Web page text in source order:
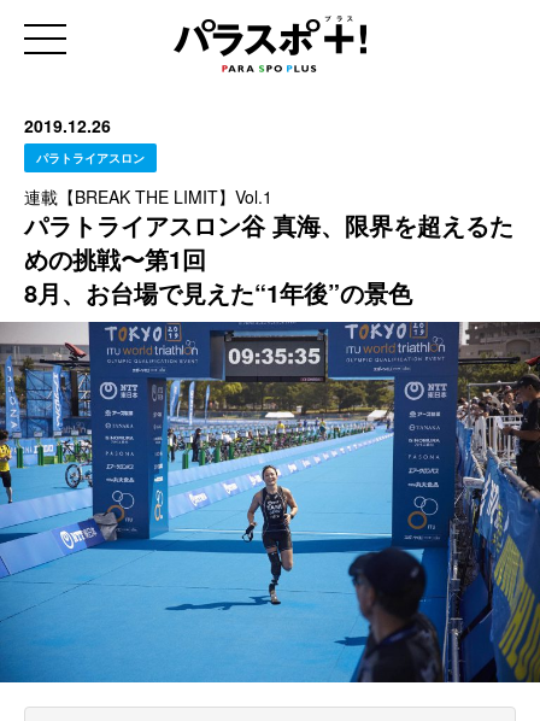
2019.12.26
パラトライアスロン
連載【BREAK THE LIMIT】Vol.1
パラトライアスロン谷 真海、限界を超えるた
めの挑戦〜第1回
8月、お台場で見えた“1年後”の景色